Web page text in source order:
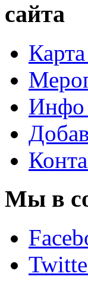
сайта
Инфо
Мы в